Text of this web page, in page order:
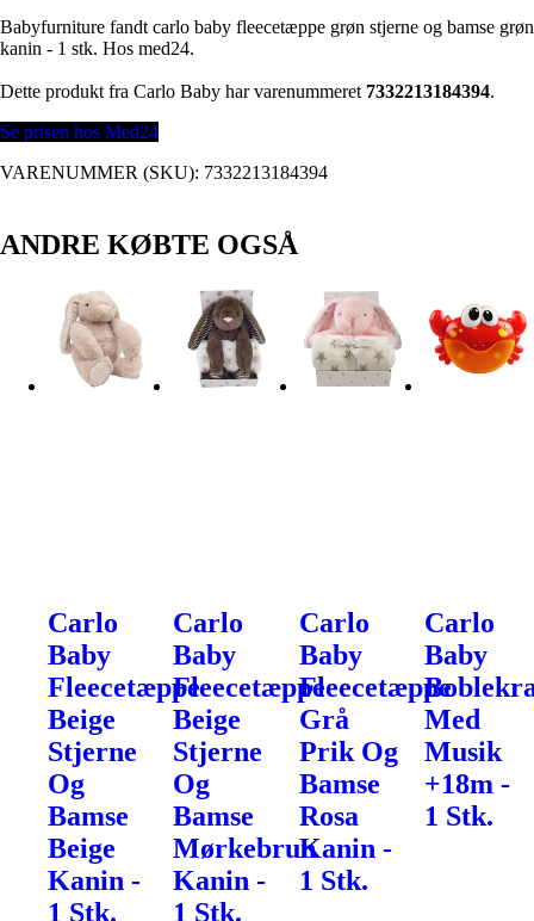
Babyfurniture fandt carlo baby fleecetæppe grøn stjerne og bamse grøn
kanin - 1 stk. Hos med24.
Dette produkt fra Carlo Baby har varenummeret 7332213184394.
Se prisen hos Med24
VARENUMMER (SKU): 7332213184394
ANDRE KØBTE OGSÅ
Carlo
Baby
Fleecetæppe
Beige
Stjerne
Og
Bamse
Beige
Kanin -
1 Stk.
Carlo
Baby
Fleecetæppe
Beige
Stjerne
Og
Bamse
Mørkebrun
Kanin -
1 Stk.
Carlo
Baby
Fleecetæppe
Grå
Prik Og
Bamse
Rosa
Kanin -
1 Stk.
Carlo
Baby
Med
Musik
+18m -
1 Stk.